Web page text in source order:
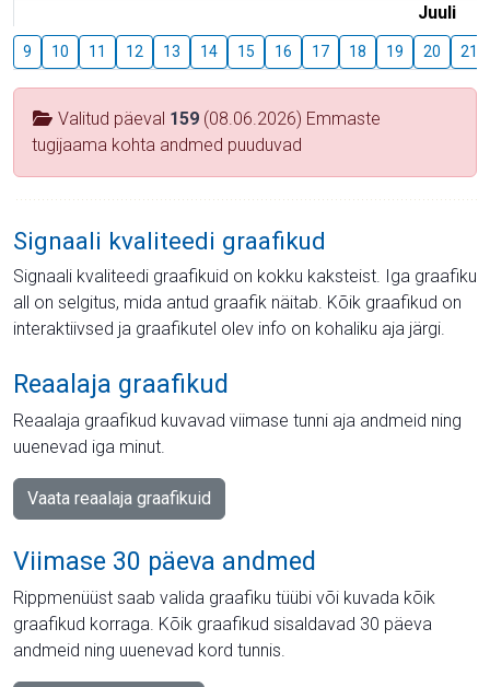
Juuli
9 10 11 12 13 14 15 16 17 18 19 20 21
Valitud päeval 159 (08.06.2026) Emmaste
tugijaama kohta andmed puuduvad
Signaali kvaliteedi graafikud
Signaali kvaliteedi graafikuid on kokku kaksteist. Iga graafiku
all on selgitus, mida antud graafik näitab. Kõik graafikud on
interaktiivsed ja graafikutel olev info on kohaliku aja järgi.
Reaalaja graafikud
Reaalaja graafikud kuvavad viimase tunni aja andmeid ning
uuenevad iga minut.
Vaata reaalaja graafikuid
Viimase 30 päeva andmed
Rippmenüüst saab valida graafiku tüübi või kuvada kõik
graafikud korraga. Kõik graafikud sisaldavad 30 päeva
andmeid ning uuenevad kord tunnis.